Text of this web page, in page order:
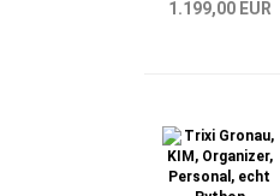
1.199,00 EUR